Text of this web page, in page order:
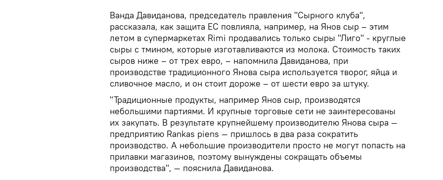
Ванда Давиданова, председатель правления "Сырного клуба",
рассказала, как защита ЕС повлияла, например, на Янов сыр – этим
летом в супермаркетах Rimi продавались только сыры "Лиго" - круглые
сыры с тмином, которые изготавливаются из молока. Стоимость таких
сыров ниже – от трех евро, – напомнила Давиданова, при
производстве традиционного Янова сыра используется творог, яйца и
сливочное масло, и он стоит дороже – от шести евро за штуку.
"Традиционные продукты, например Янов сыр, производятся
небольшими партиями. И крупные торговые сети не заинтересованы
их закупать. В результате крупнейшему производителю Янова сыра —
предприятию Rankas piens — пришлось в два раза сократить
производство. А небольшие производители просто не могут попасть на
прилавки магазинов, поэтому вынуждены сокращать объемы
производства", — пояснила Давиданова.